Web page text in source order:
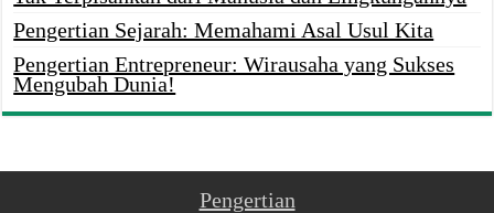
Pengertian Sejarah: Memahami Asal Usul Kita
Pengertian Entrepreneur: Wirausaha yang Sukses
Mengubah Dunia!
Pengertian